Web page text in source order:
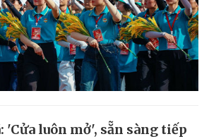
'Cửa luôn mở', sẵn sàng tiếp